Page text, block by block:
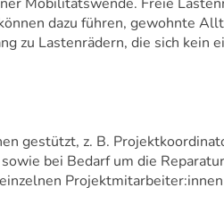
dazu führen, gewohnte
zu Lastenrädern, die sich kein
gestützt, z. B.
bei Bedarf um die